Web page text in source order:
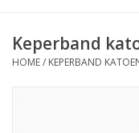
Fournituren
Keperband
HOME/ KEPERBAND